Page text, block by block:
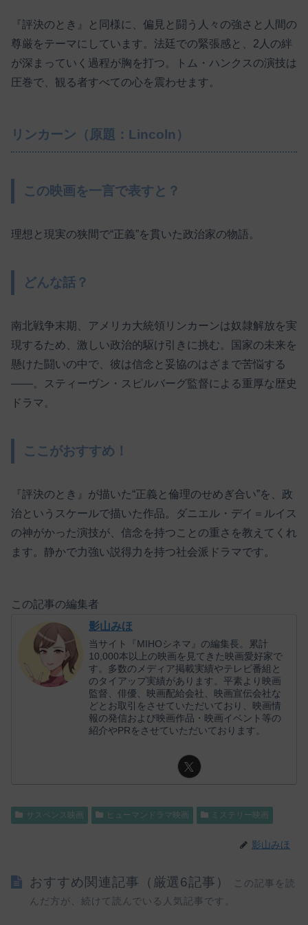
『評決のとき』と同様に、偏見と闘う人々の強さと人間の
尊厳をテーマにしています。法廷での緊張感と、2人の絆
が深まっていく過程が胸を打つ。トム・ハンクスの演技は
圧巻で、観る者すべての心を震わせます。
リンカーン（原題：Lincoln）
この映画を一言で表すと？
理想と現実の狭間で“正義”を貫いた政治家の物語。
どんな話？
南北戦争末期、アメリカ大統領リンカーンは奴隷解放を実
現するため、激しい政治的駆け引きに挑む。国家の未来を
懸けた闘いの中で、彼は信念と妥協のはざまで苦悩する
――。スティーヴン・スピルバーグ監督による重厚な歴史
ドラマ。
ここがおすすめ！
『評決のとき』が描いた“正義と倫理のせめぎ合い”を、政
治というスケールで描いた作品。ダニエル・デイ＝ルイス
の神がかった演技が、信念を持つことの重さを教えてくれ
ます。静かで力強い説得力を持つ社会派ドラマです。
この記事の編集者
影山みほ
当サイト『MIHOシネマ』の編集長。累計
10,000本以上の映画を見てきた映画愛好家で
す。多数のメディア掲載実績やテレビ番組と
のタイアップ実績があります。平素より映画
監督、俳優、映画配給会社、映画宣伝会社な
どとお取引をさせていただいており、映画情
報の発信および映画作品・映画イベント等の
紹介やPRをさせていただいております。
サスペンス映画 ヒューマンドラマ映画 ミステリー映画
影山みほ
おすすめ関連記事（厳選6記事）
この記事を読
んだ方が、続けて読んでいる人気記事です。